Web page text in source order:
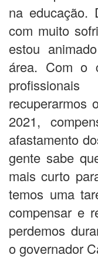
na educação.
com muito
estou
área. Com o
recuperarmos
2021,
afastamento
gente sabe
mais curto
temos uma
compensar e
perdemos
o governador